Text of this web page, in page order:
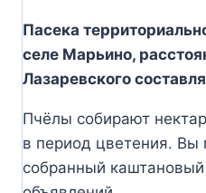
Пасека
селе Марьино,
Лазаревского
Пчёлы собирают
в период цветения. Вы
собранный